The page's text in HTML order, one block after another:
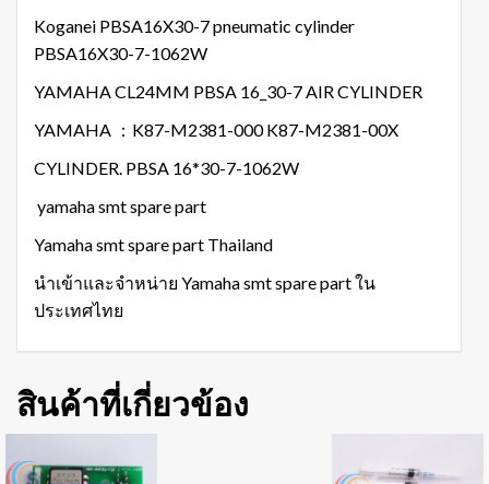
Koganei PBSA16X30-7 pneumatic cylinder
PBSA16X30-7-1062W
YAMAHA CL24MM PBSA 16_30-7 AIR CYLINDER
YAMAHA ：K87-M2381-000 K87-M2381-00X
CYLINDER. PBSA 16*30-7-1062W
yamaha smt spare part
Yamaha smt spare part Thailand
นำเข้าและจำหน่าย Yamaha smt spare part ใน
ประเทศไทย
สินค้าที่เกี่ยวข้อง